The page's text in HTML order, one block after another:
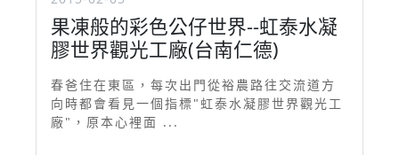
果凍般的彩色公仔世界--虹泰水凝
膠世界觀光工廠(台南仁德)
春爸住在東區，每次出門從裕農路往交流道方
向時都會看見一個指標"虹泰水凝膠世界觀光工
廠"，原本心裡面 ...